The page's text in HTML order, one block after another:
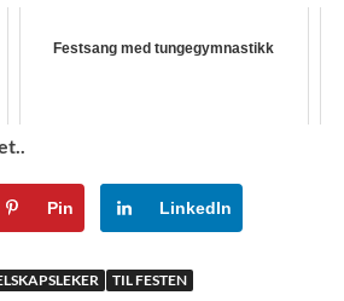
Festsang med tungegymnastikk
Pin LinkedIn
TIL FESTEN